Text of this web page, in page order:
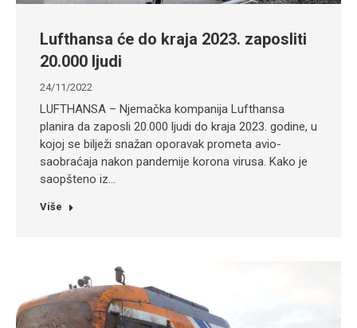
Lufthansa će do kraja 2023. zaposliti
20.000 ljudi
24/11/2022
LUFTHANSA – Njemačka kompanija Lufthansa
planira da zaposli 20.000 ljudi do kraja 2023. godine, u
kojoj se bilježi snažan oporavak prometa avio-
saobraćaja nakon pandemije korona virusa. Kako je
saopšteno iz…
Više